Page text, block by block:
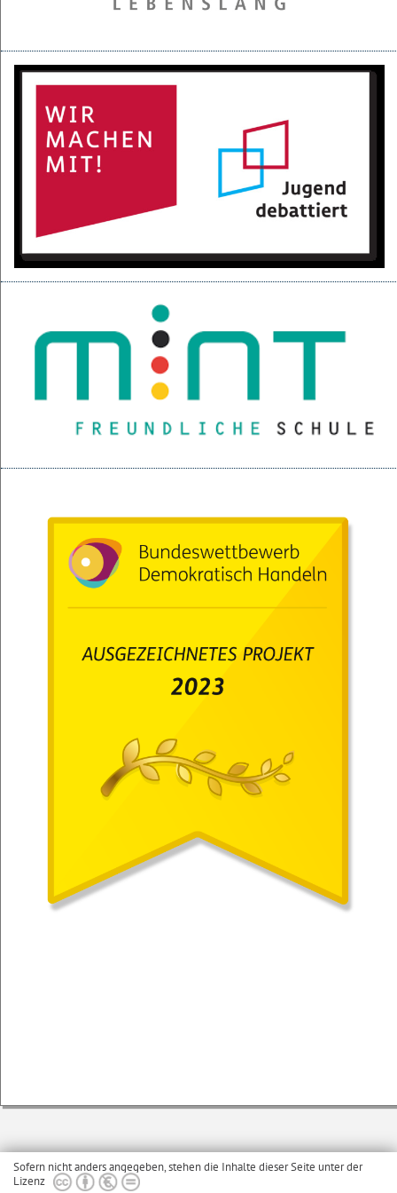
Projektpräsentation der 6d für den BGC
16.05.2025
Kurzfilme über den Izmir-Austausch im Kino
22.04.2025
KI-Fortbildung der Lehrerschaft
Null-Tage-Feier und Ferien!
Sofern nicht anders angegeben, stehen die Inhalte dieser Seite unter der
Lizenz